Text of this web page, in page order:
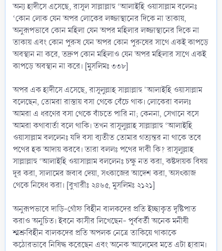
অন্য হাদীসে এসেছে, রাসূল সাল্লাল্লাহু ‘আলাইহি ওয়াসাল্লাম বলেনঃ
‘কোন লোক যেন অপর লোকের লজ্জাস্থানের দিকে না তাকায়,
অনুরূপভাবে কোন মহিলা যেন অপর মহিলার লজ্জাস্থানের দিকে না
তাকায় এবং কোন পুরুষ যেন অপর কোন পুরুষের সাথে একই কাপড়ে
অবস্থান না করে, তদ্রুপ কোন মহিলাও যেন অপর মহিলার সাথে একই
কাপড়ে অবস্থান না করে। [মুসলিমঃ ৩৩৮]
অপর এক হাদীসে এসেছে, রাসূলুল্লাহ সাল্লাল্লাহু 'আলাইহি ওয়াসাল্লাম
বলেছেন, তোমরা রাস্তায় বসা থেকে বেঁচে থাক। লোকেরা বললঃ
আমরা এ ধরণের বসা থেকে বাঁচতে পারি না; কেননা, সেখানে বসে
আমরা কথাবার্তা বলে থাকি। তখন রাসূলুল্লাহ সাল্লাল্লাহু ‘আলাইহি
ওয়াসাল্লাম বললেনঃ যদি বসা ব্যতীত তোমার গত্যন্তর না থাকে তবে
পথের হক আদায় করবে। তারা বললঃ পথের দাবী কি? রাসূলুল্লাহ
সাল্লাল্লাহু ‘আলাইহি ওয়াসাল্লাম বললেনঃ চক্ষু নত করা, কষ্টদায়ক বিষয়
দূর করা, সালামের জবাব দেয়া, সৎকাজের আদেশ করা, অসৎকাজ
থেকে নিষেধ করা। [বুখারীঃ ২৪৬৫, মুসলিমঃ ২১২১]
অনুরূপভাবে দাড়ি-গোঁফ বিহীন বালকদের প্রতি ইচ্ছাকৃত দৃষ্টিপাত
করাও অনুচিত। ইবনে কাসীর লিখেছেন- পূর্ববর্তী অনেক মনীষী
শ্মশ্রুবিহীন বালকদের প্রতি অপলক নেত্ৰে তাকিয়ে থাকাকে
কঠোরভাবে নিষিদ্ধ করেছেন এবং অনেক আলেমের মতে এটা হারাম।